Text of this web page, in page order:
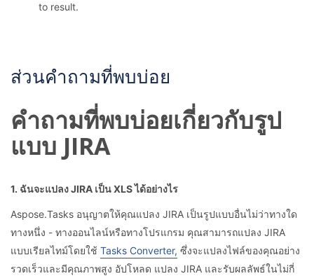
to result.
ส่วนคำถามที่พบบ่อย
คำถามที่พบบ่อยเกี่ยวกับรูป
แบบ JIRA
1. ฉันจะแปลง JIRA เป็น XLS ได้อย่างไร
Aspose.Tasks อนุญาตให้คุณแปลง JIRA เป็นรูปแบบอื่นไม่ว่าทางใด
ทางหนึ่ง - ทางออนไลน์หรือทางโปรแกรม คุณสามารถแปลง JIRA
แบบเรียลไทม์โดยใช้ Tasks Converter, ซึ่งจะแปลงไฟล์ของคุณอย่าง
รวดเร็วและมีคุณภาพสูง อัปโหลด แปลง JIRA และรับผลลัพธ์ในไม่กี่